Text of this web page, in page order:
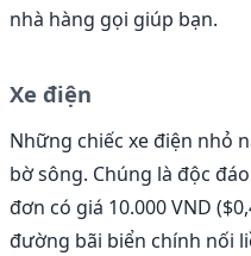
nhà hàng gọi giúp bạn.
Xe điện
Những chiếc xe điện nhỏ
bờ sông. Chúng là độc
đơn có giá 10.000 VND
đường bãi biển chính nối